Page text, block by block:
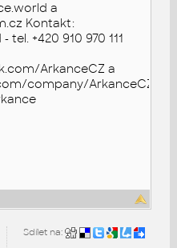
a
Kontakt:
tel. +420 910 970 111
ArkanceCZ a
company/ArkanceCZ
Sdílet na: